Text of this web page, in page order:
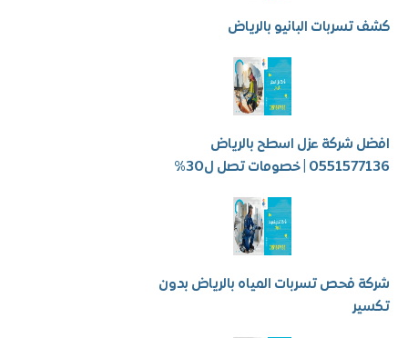
البانيو بالرياض
شركة عزل اسطح بالرياض
| خصومات تصل ل30%
فحص تسربات المياه بالرياض بدون